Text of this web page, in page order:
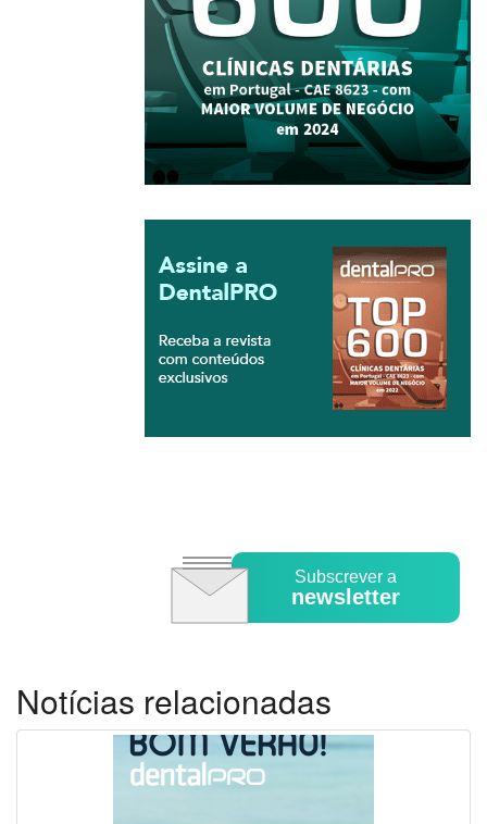
Subscrever a
newsletter
Notícias relacionadas